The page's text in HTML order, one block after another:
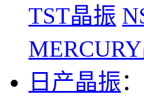
TST晶振
日产晶振：